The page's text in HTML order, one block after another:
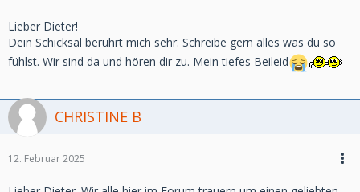
Lieber Dieter!
Dein Schicksal berührt mich sehr. Schreibe gern alles was du so
fühlst. Wir sind da und hören dir zu. Mein tiefes Beileid
CHRISTINE B
12. Februar 2025